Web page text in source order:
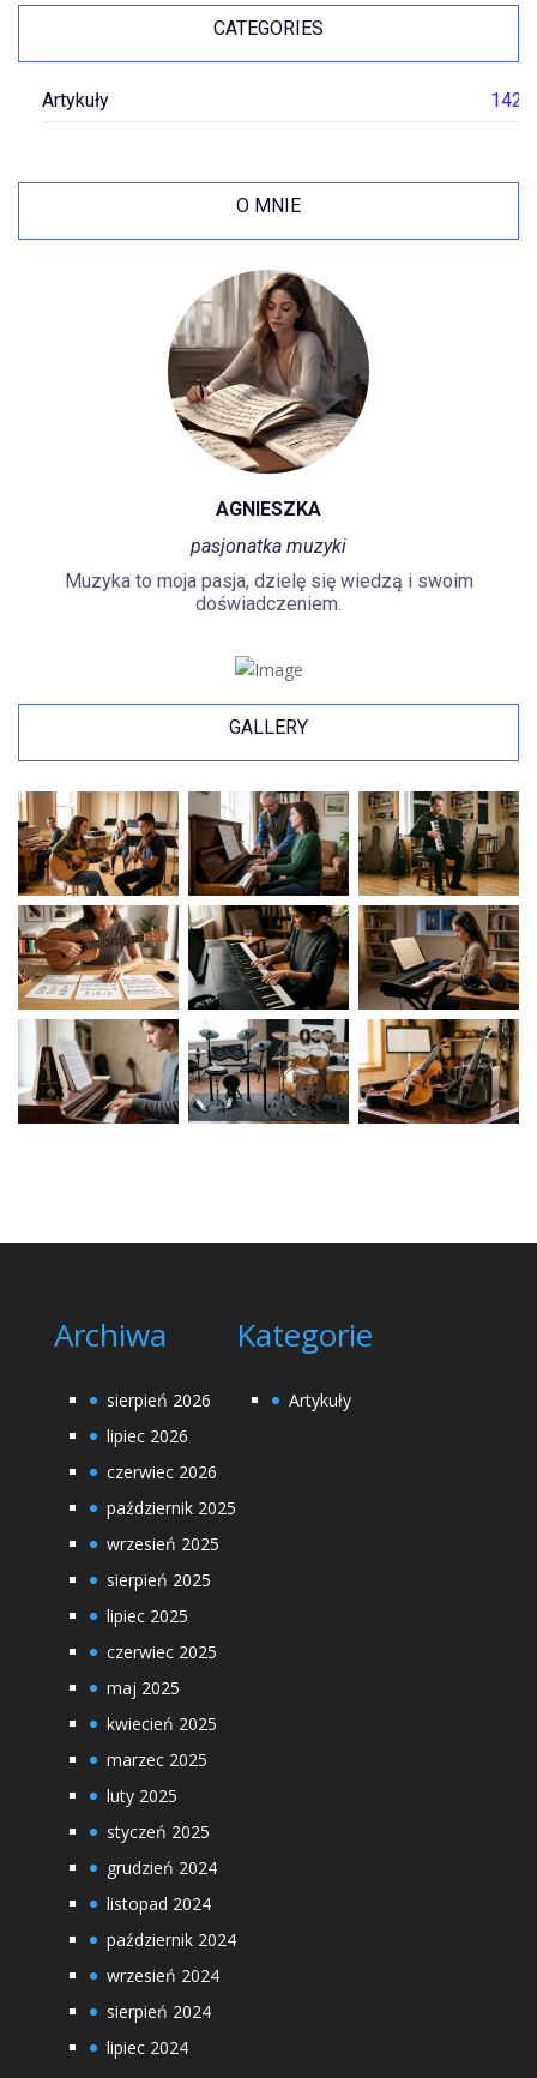
CATEGORIES
Artykuły 142
O MNIE
AGNIESZKA
pasjonatka muzyki
Muzyka to moja pasja, dzielę się wiedzą i swoim
doświadczeniem.
GALLERY
Archiwa
sierpień 2026
lipiec 2026
czerwiec 2026
październik 2025
wrzesień 2025
sierpień 2025
lipiec 2025
czerwiec 2025
maj 2025
kwiecień 2025
marzec 2025
luty 2025
styczeń 2025
grudzień 2024
listopad 2024
październik 2024
wrzesień 2024
sierpień 2024
lipiec 2024
Kategorie
Artykuły